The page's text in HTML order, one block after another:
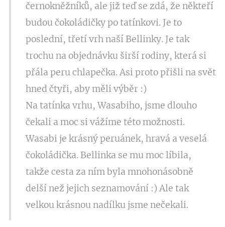
černokněžníků, ale již teď se zdá, že někteří
budou čokoládičky po tatínkovi. Je to
poslední, třetí vrh naší Bellinky. Je tak
trochu na objednávku širší rodiny, která si
přála peru chlapečka. Asi proto přišli na svět
hned čtyři, aby měli výběr :)
Na tatínka vrhu, Wasabiho, jsme dlouho
čekali a moc si vážíme této možnosti.
Wasabi je krásný peruánek, hravá a veselá
čokoládička. Bellinka se mu moc líbila,
takže cesta za ním byla mnohonásobně
delší než jejich seznamování :) Ale tak
velkou krásnou nadílku jsme nečekali.